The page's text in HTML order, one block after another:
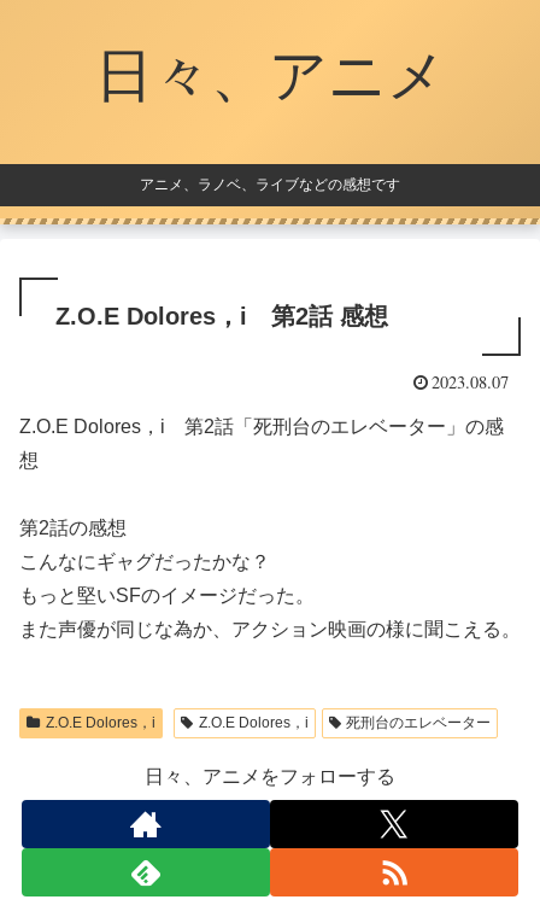
日々、アニメ
アニメ、ラノベ、ライブなどの感想です
Z.O.E Dolores，i 第2話 感想
2023.08.07
Z.O.E Dolores，i 第2話「死刑台のエレベーター」の感
想
第2話の感想
こんなにギャグだったかな？
もっと堅いSFのイメージだった。
また声優が同じな為か、アクション映画の様に聞こえる。
Z.O.E Dolores，i Z.O.E Dolores，i 死刑台のエレベーター
日々、アニメをフォローする